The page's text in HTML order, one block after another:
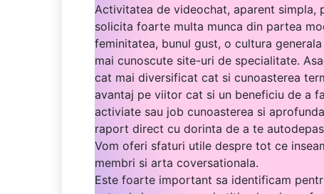
Activitatea de videochat, aparent simpla,
solicita foarte multa munca din partea
feminitatea, bunul gust, o cultura
mai cunoscute site-uri de specialitate.
cat mai diversificat cat si cunoasterea
avantaj pe viitor cat si un beneficiu de a
activiate sau job cunoasterea si
raport direct cu dorinta de a te
Vom oferi sfaturi utile despre tot ce
membri si arta coversationala.
Este foarte important sa identificam